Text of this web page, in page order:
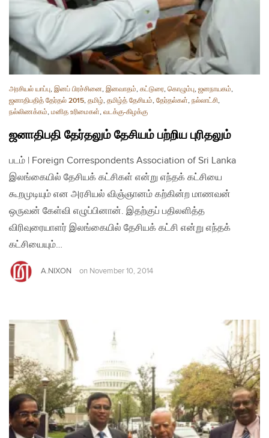
அரசியல் யாப்பு, இனப் பிரச்சினை, இனவாதம், கட்டுரை, கொழும்பு, ஜனநாயகம்,
ஜனாதிபதித் தேர்தல் 2015, தமிழ், தமிழ்த் தேசியம், தேர்தல்கள், நல்லாட்சி,
நல்லிணக்கம், மனித உரிமைகள், வடக்கு-கிழக்கு
ஜனாதிபதி தேர்தலும் தேசியம் பற்றிய புரிதலும்
படம் | Foreign Correspondents Association of Sri Lanka
இலங்கையில் தேசியக் கட்சிகள் என்று எந்தக் கட்சியை
கூறமுடியும் என அரசியல் விஞ்ஞானம் கற்கின்ற மாணவன்
ஒருவன் கேள்வி எழுப்பினான். இதற்குப் பதிலளித்த
விரிவுரையாளர் இலங்கையில் தேசியக் கட்சி என்று எந்தக்
கட்சியையும்…
A.NIXON on November 10, 2014